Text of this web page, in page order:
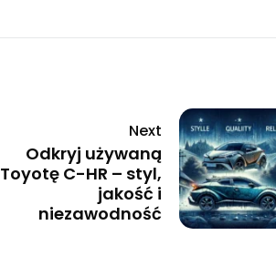
Next
Odkryj używaną
Toyotę C-HR – styl,
jakość i
niezawodność